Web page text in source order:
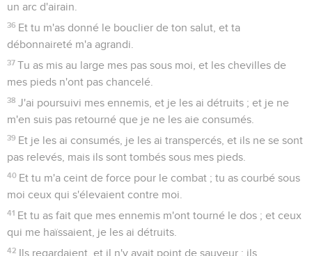
un arc d'airain.
36 Et tu m'as donné le bouclier de ton salut, et ta
débonnaireté m'a agrandi.
37 Tu as mis au large mes pas sous moi, et les chevilles de
mes pieds n'ont pas chancelé.
38 J'ai poursuivi mes ennemis, et je les ai détruits ; et je ne
m'en suis pas retourné que je ne les aie consumés.
39 Et je les ai consumés, je les ai transpercés, et ils ne se sont
pas relevés, mais ils sont tombés sous mes pieds.
40 Et tu m'a ceint de force pour le combat ; tu as courbé sous
moi ceux qui s'élevaient contre moi.
41 Et tu as fait que mes ennemis m'ont tourné le dos ; et ceux
qui me haïssaient, je les ai détruits.
42 Ils regardaient, et il n'y avait point de sauveur ; ils